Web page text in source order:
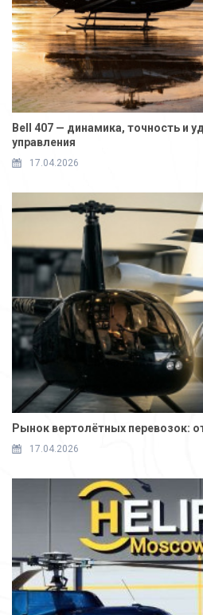
Bell 407 — динамика, точность и
управления
17.04.2026
Рынок вертолётных перевозок:
17.04.2026